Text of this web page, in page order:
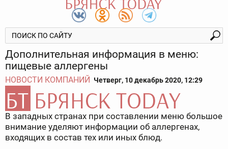
Дополнительная информация в меню:
пищевые аллергены
НОВОСТИ КОМПАНИЙ Четверг, 10 декабрь 2020, 12:29
В западных странах при составлении меню большое
внимание уделяют информации об аллергенах,
входящих в состав тех или иных блюд.